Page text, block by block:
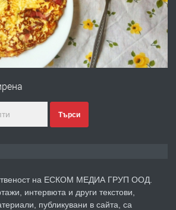
преди 1 година
Първи поход "По стъпките на Ангел
преди 1 година
Търси
на ЕСКОМ МЕДИА ГРУП ООД.
интервюта и други текстови,
публикувани в сайта, са